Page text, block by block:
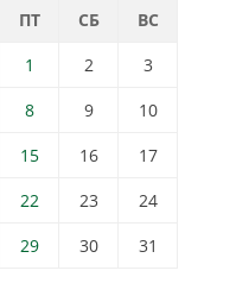
ПТ СБ
ВС
1
2
3
8 9
10
15 16
17
22 23
24
29 30 31